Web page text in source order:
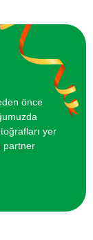
önce
yer
partner